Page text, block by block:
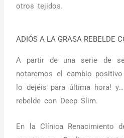
otros tejidos.
ADIÓS A LA GRASA REBELDE
A partir de una serie de
notaremos el cambio
lo dejéis para última hora!
rebelde con Deep Slim.
En la Clínica Renacimiento